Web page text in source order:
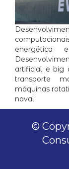
energética
artificial e big
transporte
máquinas
naval.
©